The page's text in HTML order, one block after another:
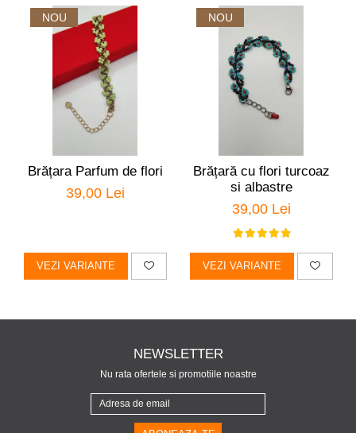
NOU
Brățara Parfum de flori
39,00 Lei
VEZI VARIANTE
NOU
Brățară cu flori turcoaz
si albastre
39,00 Lei
VEZI VARIANTE
NEWSLETTER
Nu rata ofertele si promotiile noastre